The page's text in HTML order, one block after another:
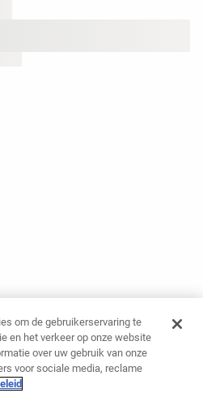
om de gebruikerservaring te
en het verkeer op onze website
over uw gebruik van onze
voor sociale media, reclame